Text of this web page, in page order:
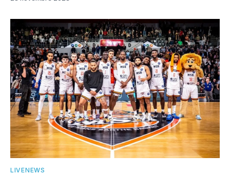
LIVENEWS